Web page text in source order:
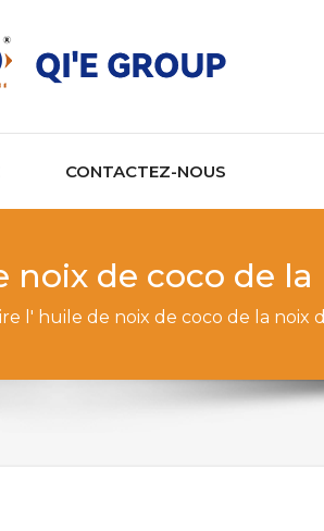
CONTACTEZ-NOUS
de coco de
l' huile de noix de coco de la noix